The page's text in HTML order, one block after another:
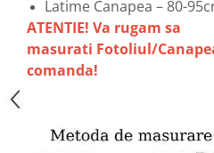
Latime Canapea – 80-
ATENTIE! Va rugam sa
masurati Fotoliul/
comanda!